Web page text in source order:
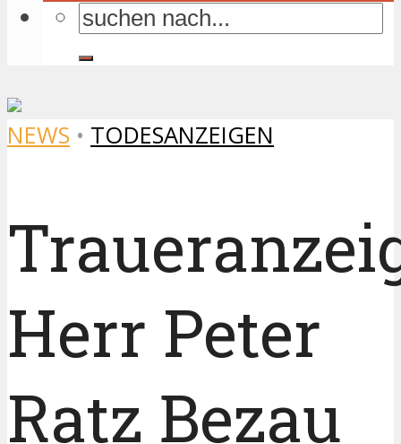
NEWS • TODESANZEIGEN
Herr Peter
Ratz Bezau